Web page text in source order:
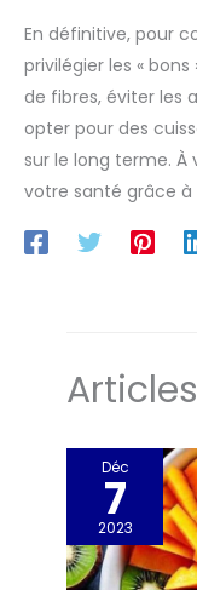
En définitive, pour
privilégier les «
de fibres, éviter les
opter pour des
sur le long terme.
votre santé grâce à
Déc
7
2023